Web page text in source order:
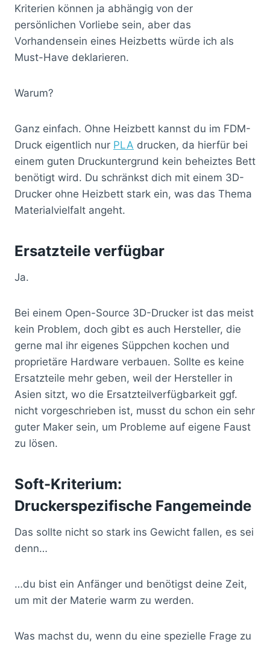
Kriterien können ja abhängig von der
persönlichen Vorliebe sein, aber das
Vorhandensein eines Heizbetts würde ich als
Must-Have deklarieren.
Warum?
Ganz einfach. Ohne Heizbett kannst du im FDM-
Druck eigentlich nur PLA drucken, da hierfür bei
einem guten Druckuntergrund kein beheiztes Bett
benötigt wird. Du schränkst dich mit einem 3D-
Drucker ohne Heizbett stark ein, was das Thema
Materialvielfalt angeht.
Ersatzteile verfügbar
Ja.
Bei einem Open-Source 3D-Drucker ist das meist
kein Problem, doch gibt es auch Hersteller, die
gerne mal ihr eigenes Süppchen kochen und
proprietäre Hardware verbauen. Sollte es keine
Ersatzteile mehr geben, weil der Hersteller in
Asien sitzt, wo die Ersatzteilverfügbarkeit ggf.
nicht vorgeschrieben ist, musst du schon ein sehr
guter Maker sein, um Probleme auf eigene Faust
zu lösen.
Soft-Kriterium:
Druckerspezifische Fangemeinde
Das sollte nicht so stark ins Gewicht fallen, es sei
denn…
…du bist ein Anfänger und benötigst deine Zeit,
um mit der Materie warm zu werden.
Was machst du, wenn du eine spezielle Frage zu